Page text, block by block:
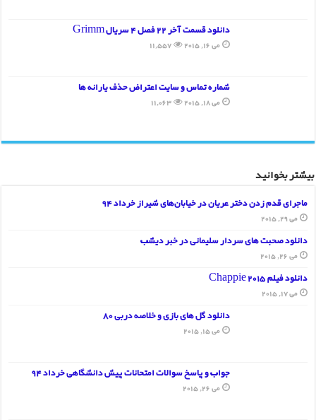
دانلود قسمت آخر 22 فصل 4 سریال Grimm
می 16, 2015 11,557
شماره تماس و سایت اعتراض حذف یارانه ها
می 18, 2015 11,063
بیشتر بخوانید
ماجرای قدم زدن دختر عریان در خیابان‌های شیراز خرداد 94
می 29, 2015
دانلود صحبت های سردار سلیمانی در خبر دیشب
می 26, 2015
دانلود فیلم Chappie 2015
می 17, 2015
دانلود گل های بازی و خلاصه دربی 80
می 15, 2015
جواب و پاسخ سوالات امتحانات پیش دانشگاهی خرداد 94
می 26, 2015